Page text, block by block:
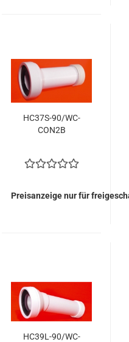
Kunden
HC37S-90/WC-
CON2B
Preisanzeige nur für
HC39L-90/WC-